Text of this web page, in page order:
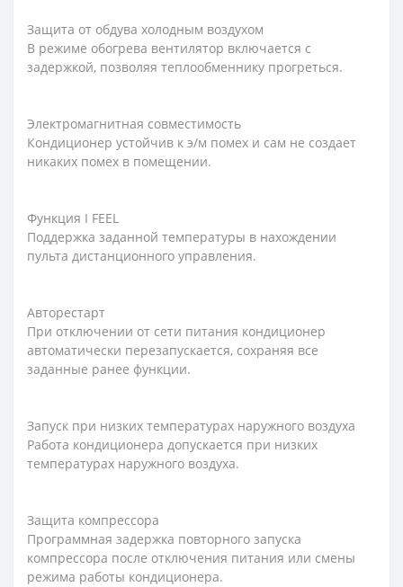
Защита от обдува холодным воздухом
В режиме обогрева вентилятор включается с
задержкой, позволяя теплообменнику прогреться.
Электромагнитная совместимость
Кондиционер устойчив к э/м помех и сам не создает
никаких помех в помещении.
Функция I FEEL
Поддержка заданной температуры в нахождении
пульта дистанционного управления.
Авторестарт
При отключении от сети питания кондиционер
автоматически перезапускается, сохраняя все
заданные ранее функции.
Запуск при низких температурах наружного воздуха
Работа кондиционера допускается при низких
температурах наружного воздуха.
Защита компрессора
Программная задержка повторного запуска
компрессора после отключения питания или смены
режима работы кондиционера.